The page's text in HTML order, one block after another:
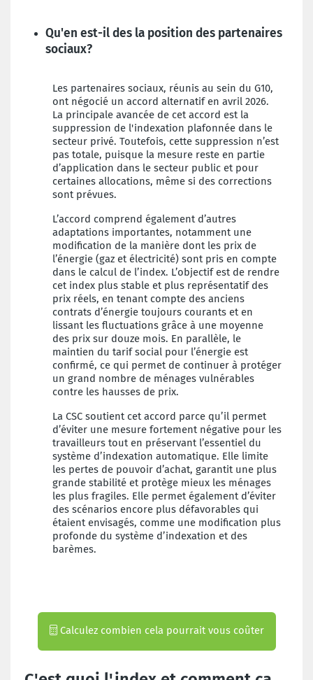
Qu'en est-il des la position des partenaires
sociaux?
Les partenaires sociaux, réunis au sein du G10,
ont négocié un accord alternatif en avril 2026.
La principale avancée de cet accord est la
suppression de l'indexation plafonnée dans le
secteur privé. Toutefois, cette suppression n’est
pas totale, puisque la mesure reste en partie
d’application dans le secteur public et pour
certaines allocations, même si des corrections
sont prévues.
L’accord comprend également d’autres
adaptations importantes, notamment une
modification de la manière dont les prix de
l’énergie (gaz et électricité) sont pris en compte
dans le calcul de l’index. L’objectif est de rendre
cet index plus stable et plus représentatif des
prix réels, en tenant compte des anciens
contrats d’énergie toujours courants et en
lissant les fluctuations grâce à une moyenne
des prix sur douze mois. En parallèle, le
maintien du tarif social pour l’énergie est
confirmé, ce qui permet de continuer à protéger
un grand nombre de ménages vulnérables
contre les hausses de prix.
La CSC soutient cet accord parce qu’il permet
d’éviter une mesure fortement négative pour les
travailleurs tout en préservant l’essentiel du
système d’indexation automatique. Elle limite
les pertes de pouvoir d’achat, garantit une plus
grande stabilité et protège mieux les ménages
les plus fragiles. Elle permet également d’éviter
des scénarios encore plus défavorables qui
étaient envisagés, comme une modification plus
profonde du système d’indexation et des
barèmes.
Calculez combien cela pourrait vous coûter